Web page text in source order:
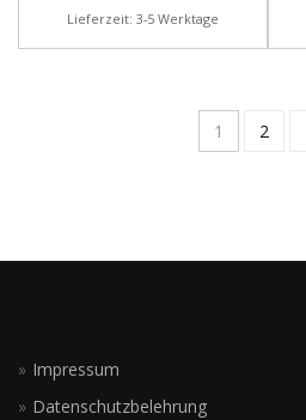
Lieferzeit: 3-5 Werktage
1 2
Impressum
Datenschutzbelehrung